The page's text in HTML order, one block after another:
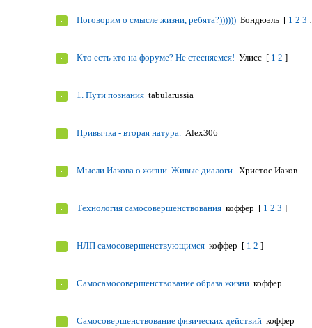
Поговорим о смысле жизни, ребята?)))))) Бондюэль [ 1 2 3
Кто есть кто на форуме? Не стесняемся! Улисс [ 1 2 ]
1. Пути познания tabularussia
Привычка - вторая натура. Alex306
Мысли Иакова о жизни. Живые диалоги. Христос Иаков
Технология самосовершенствования коффер [ 1 2 3 ]
НЛП самосовершенствующимся коффер [ 1 2 ]
Самосамосовершенствование образа жизни коффер
Самосовершенствование физических действий коффер